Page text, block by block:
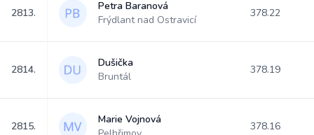
2813.
Petra Baranová
Frýdlant nad Ostravicí
378.22
2814.
Dušička
Bruntál
378.19
2815.
Marie Vojnová
378.16